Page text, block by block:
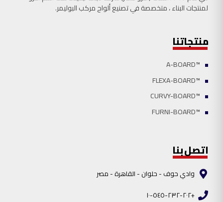
لمنتجات البناء ، متخصصة في تصنیع ألواح مركب البوليمر.
منتجاتنا
™A-BOARD
™FLEXA-BOARD
™CURVY-BOARD
™FURNI-BOARD
اتصل بنا
وادي حوف - حلوان - القاھرة - مصر
+٢٠٢-٢٣٢-٥٤٥-١٠